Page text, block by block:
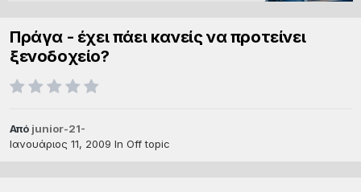
Πράγα - έχει πάει κανείς να προτείνει
ξενοδοχείο?
Από junior-21-
Ιανουάριος 11, 2009 In Off topic